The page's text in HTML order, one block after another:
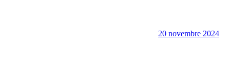
20 novembre 2024